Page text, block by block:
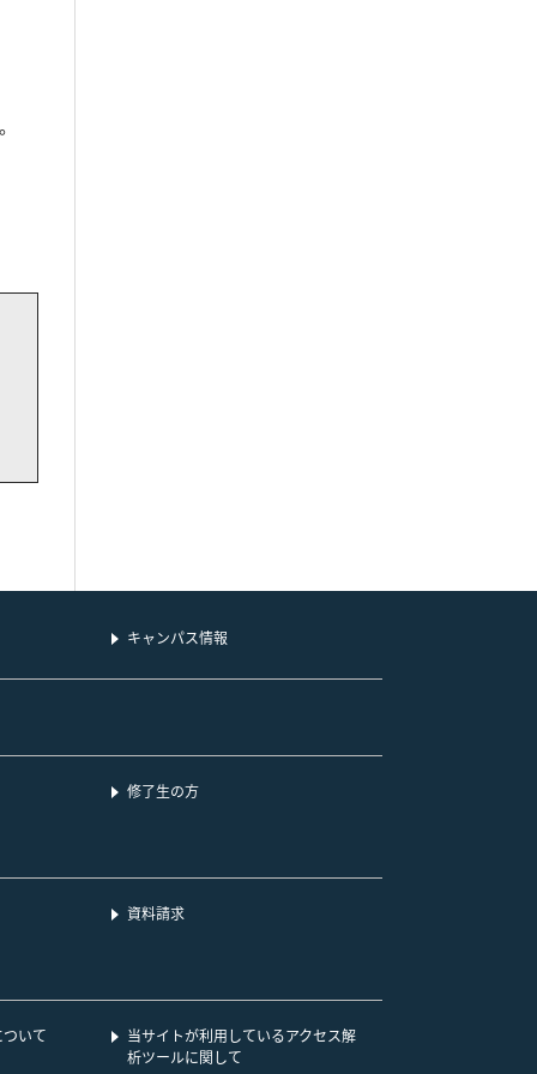
キャンパス情報
修了生の方
資料請求
いて
当サイトが利用しているアクセス解
析ツールに関して